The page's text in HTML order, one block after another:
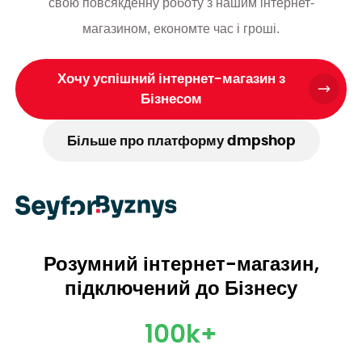
магазином, економте час і гроші.
Хочу успішний інтернет-магазин з
Бізнесом
Більше про платформу dmpshop
Розумний інтернет-магазин,
підключений до Бізнесу
100k+